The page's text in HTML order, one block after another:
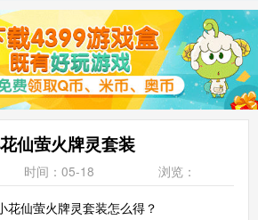
仙萤火牌灵套装
时间：05-18 浏览：
花仙萤火牌灵套装怎么得？